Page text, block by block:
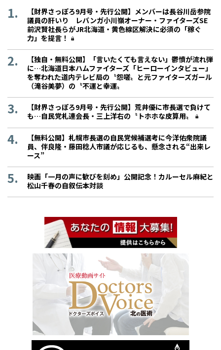
【財界さっぽろ9月号・先行公開】メンバーは長谷川岳参院
議員の肝いり レバンガ小川嶺オーナー・ファイターズSE
前沢賢社長らがJR北海道・黄色線区解決に必須の「稼ぐ
力」を提言！
【独自・無料公開】「言いたくても言えない」鬱憤が流れ弾
に…北海道日本ハムファイターズ「ヒーローインタビュー」
を奪われた道内テレビ局の〝怨嗟〟と元ファイターズガール
（滝谷美夢）の〝不運と幸運〟
【財界さっぽろ9月号・先行公開】荒井優に市長選で負けて
も…自民党札連会長・三上洋右の〝トホホな皮算用〟
【無料公開】札幌市長選の自民党候補選考に今洋佑衆院議
員、伴良隆・藤田稔人市議が応じるも、懸念される“出来レ
ース”
映画「一月の声に歓びを刻め」公開記念！カルーセル麻紀と
松山千春の自叙伝本対談